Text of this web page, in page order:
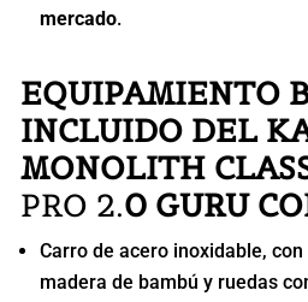
mercado.
EQUIPAMIENTO
INCLUIDO DEL
MONOLITH
PRO 2.0 GURU
Carro de acero inoxidable,
madera de bambú y ruedas